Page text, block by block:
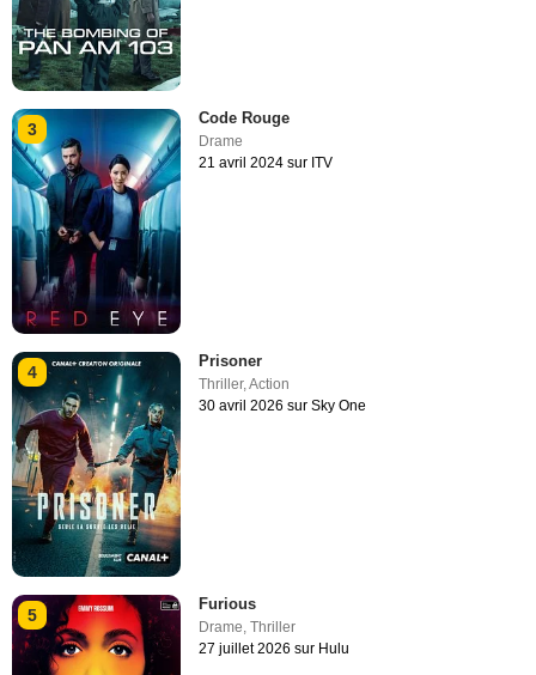
3
Code Rouge
Drame
21 avril 2024 sur ITV
4
Prisoner
Thriller,Action
30 avril 2026 sur Sky One
5
Furious
Drame,Thriller
27 juillet 2026 sur Hulu